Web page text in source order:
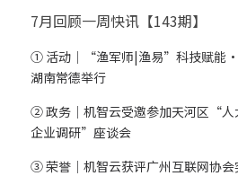
取暖器智能化解决方案
加湿器智能化解决方案
水族灯智能化解决方案
鱼缸水泵智能化解决方案
IoT新能源
IoT新零售
关于我们
开发者中心
申请开发板
7月回顾一周快讯【143期】
① 活动｜“渔军师|渔易”科技赋能·
湖南常德举行
② 政务｜机智云受邀参加天河区“人
企业调研”座谈会
③ 荣誉｜机智云获评广州互联网协